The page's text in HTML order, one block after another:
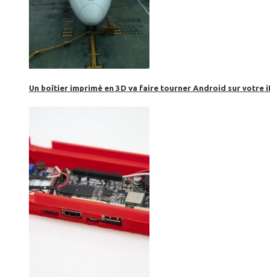
Un boîtier imprimé en 3D va faire tourner Android sur votre